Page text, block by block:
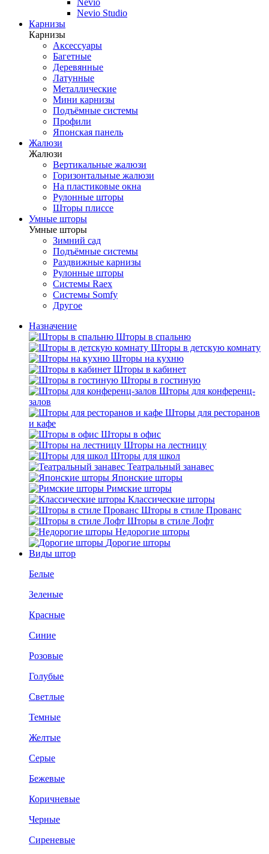
Nevio
Nevio Studio
Карнизы
Карнизы
Аксессуары
Багетные
Деревянные
Латунные
Металлические
Мини карнизы
Подъёмные системы
Профили
Японская панель
Жалюзи
Жалюзи
Вертикальные жалюзи
Горизонтальные жалюзи
На пластиковые окна
Рулонные шторы
Шторы плиссе
Умные шторы
Умные шторы
Зимний сад
Подъёмные системы
Раздвижные карнизы
Рулонные шторы
Системы Raex
Системы Somfy
Другое
Назначение
Шторы в спальню
Шторы в детскую комнату
Шторы на кухню
Шторы в кабинет
Шторы в гостиную
Шторы для конференц-
залов
Шторы для ресторанов
и кафе
Шторы в офис
Шторы на лестницу
Шторы для школ
Театральный занавес
Японские шторы
Римские шторы
Классические шторы
Шторы в стиле Прованс
Шторы в стиле Лофт
Недорогие шторы
Дорогие шторы
Виды штор
Белые
Зеленые
Красные
Синие
Розовые
Голубые
Светлые
Темные
Желтые
Серые
Бежевые
Коричневые
Черные
Сиреневые